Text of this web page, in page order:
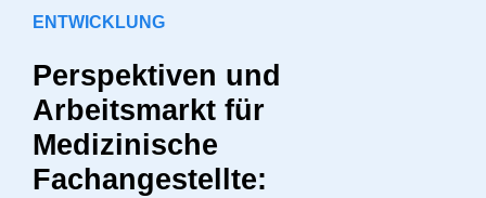
ENTWICKLUNG
Perspektiven und
Arbeitsmarkt für
Medizinische
Fachangestellte: